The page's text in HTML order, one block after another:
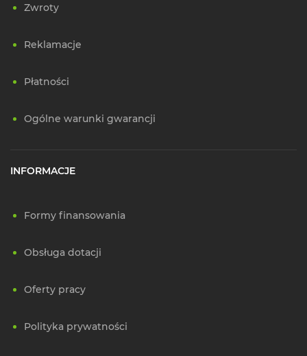
Zwroty
Reklamacje
Płatności
Ogólne warunki gwarancji
INFORMACJE
Formy finansowania
Obsługa dotacji
Oferty pracy
Polityka prywatności